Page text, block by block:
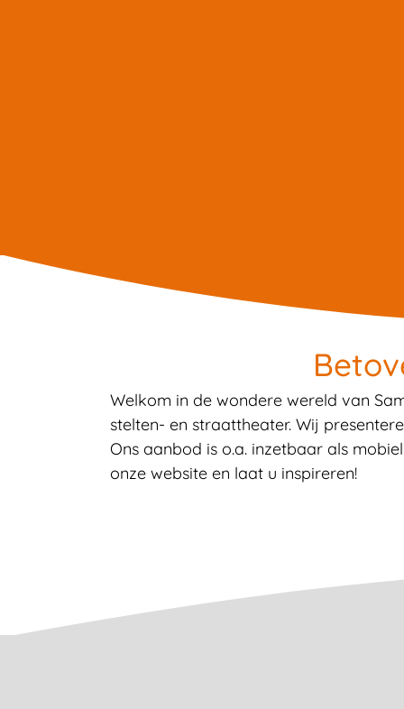
Welkom in de wondere wereld van
stelten- en straattheater. Wij
Ons aanbod is o.a. inzetbaar als
onze website en laat u inspireren!